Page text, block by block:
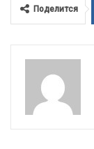
Поделится